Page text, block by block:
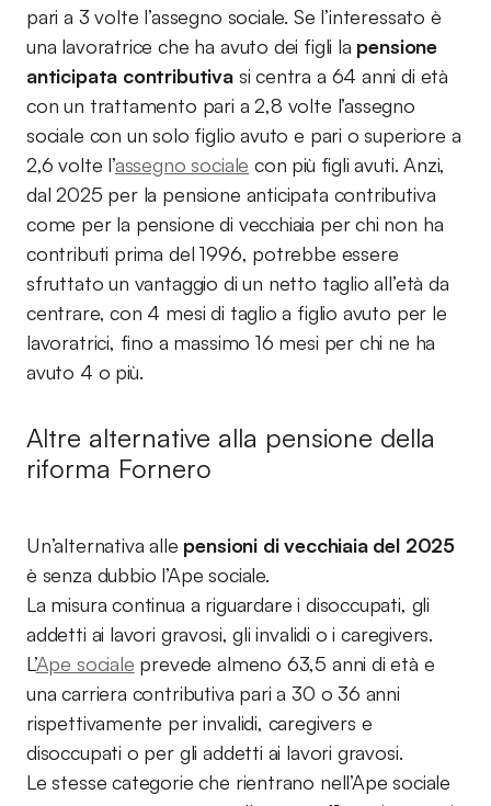
pari a 3 volte l’assegno sociale. Se l’interessato è
una lavoratrice che ha avuto dei figli la pensione
anticipata contributivasi centra a 64 anni di età
con un trattamento pari a 2,8 volte l’assegno
sociale con un solo figlio avuto e pari o superiore a
2,6 volte l’assegno sociale con più figli avuti. Anzi,
dal 2025 per la pensione anticipata contributiva
come per la pensione di vecchiaia per chi non ha
contributi prima del 1996, potrebbe essere
sfruttato un vantaggio di un netto taglio all’età da
centrare, con 4 mesi di taglio a figlio avuto per le
lavoratrici, fino a massimo 16 mesi per chi ne ha
avuto 4 o più.
Altre alternative alla pensione della
riforma Fornero
Un’alternativa alle pensioni di vecchiaia del 2025
è senza dubbio l’Ape sociale.
La misura continua a riguardare i disoccupati, gli
addetti ai lavori gravosi, gli invalidi o i caregivers.
L’Ape sociale prevede almeno 63,5 anni di età e
una carriera contributiva pari a 30 o 36 anni
rispettivamente per invalidi, caregivers e
disoccupati o per gli addetti ai lavori gravosi.
Le stesse categorie che rientrano nell’Ape sociale